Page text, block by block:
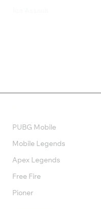
PUBG Mobile
Mobile Legends
Apex Legends
Free Fire
Pioner